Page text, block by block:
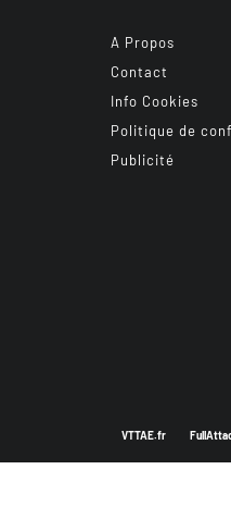
A Propos
Contact
Info Cookies
Politique de
Publicité
VTTAE.fr